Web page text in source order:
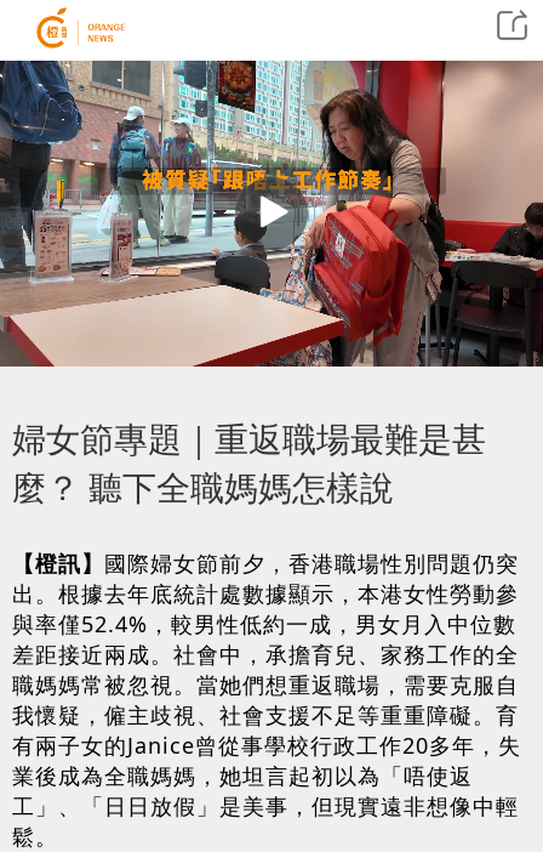
婦女節專題｜重返職場最難是甚
麼？ 聽下全職媽媽怎樣說
【橙訊】 國際婦女節前夕，香港職場性別問題仍突
出。根據去年底統計處數據顯示，本港女性勞動參
與率僅52.4%，較男性低約一成，男女月入中位數
差距接近兩成。社會中，承擔育兒、家務工作的全
職媽媽常被忽視。當她們想重返職場，需要克服自
我懷疑，僱主歧視、社會支援不足等重重障礙。育
有兩子女的Janice曾從事學校行政工作20多年，失
業後成為全職媽媽，她坦言起初以為「唔使返
工」、「日日放假」是美事，但現實遠非想像中輕
鬆。